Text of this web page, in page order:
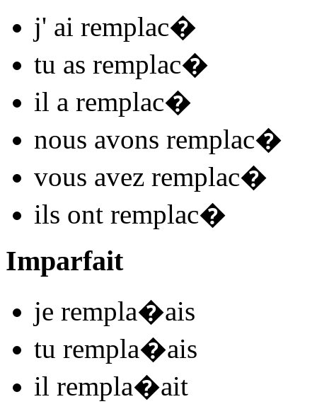
j' ai remplac�
tu as remplac�
il a remplac�
nous avons remplac�
vous avez remplac�
ils ont remplac�
Imparfait
je rempla�ais
tu rempla�ais
il rempla�ait